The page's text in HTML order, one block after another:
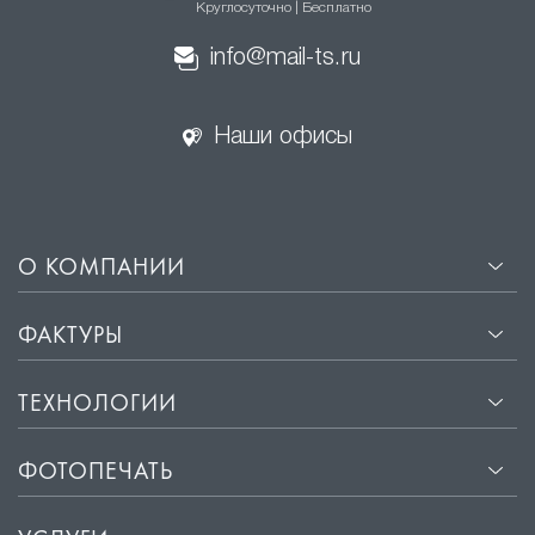
мягкого свечения, что придаёт помещению уют и
подвержены деформации и сохраняют свой
первоначальный вид на протяжении многих лет.
Лёгкость установки. Монтаж сатиновых потолков
занимает всего несколько часов и не требует
подготовки поверхности потолка.
защищает помещение от влаги и пыли.
Круглосуточно | Бесплатно
info@mail-ts.ru
Наши офисы
О КОМПАНИИ
ФАКТУРЫ
ТЕХНОЛОГИИ
ФОТОПЕЧАТЬ